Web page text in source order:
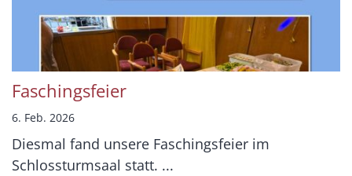
Faschingsfeier
6. Feb. 2026
Diesmal fand unsere Faschingsfeier im
Schlossturmsaal statt. ...